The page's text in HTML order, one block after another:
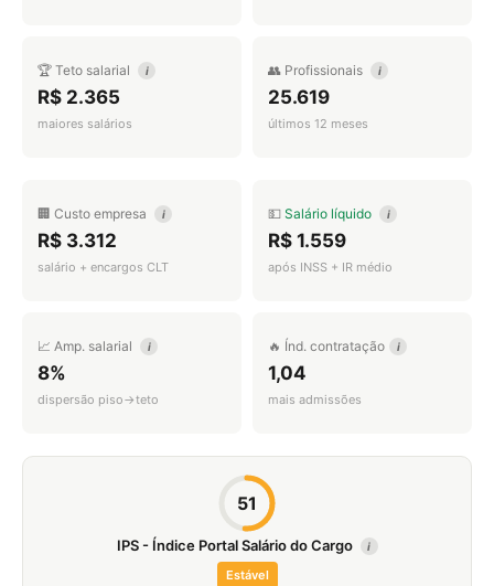
🏆 Teto salarial i
R$ 2.365
maiores salários
👥 Profissionais i
25.619
últimos 12 meses
🏢 Custo empresa i
R$ 3.312
salário + encargos CLT
💵 Salário líquido i
R$ 1.559
após INSS + IR médio
📈 Amp. salarial i
8%
dispersão piso→teto
🔥 Índ. contratação i
1,04
mais admissões
51
IPS - Índice Portal Salário do Cargo i
Estável